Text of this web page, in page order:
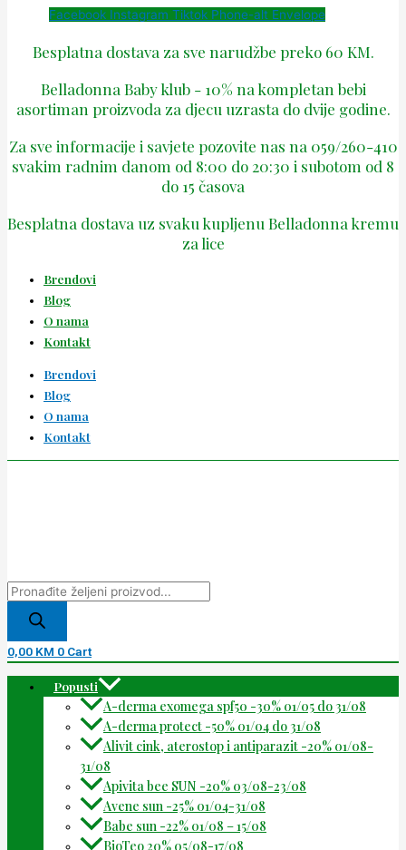
Facebook Instagram Tiktok Phone-alt Envelope
Besplatna dostava za sve narudžbe preko 60 KM.
Belladonna Baby klub - 10% na kompletan bebi
asortiman proizvoda za djecu uzrasta do dvije godine.
Za sve informacije i savjete pozovite nas na 059/260-410
svakim radnim danom od 8:00 do 20:30 i subotom od 8
do 15 časova
Besplatna dostava uz svaku kupljenu Belladonna kremu
za lice
Brendovi
Blog
O nama
Kontakt
Brendovi
Blog
O nama
Kontakt
0,00 KM 0 Cart
Popusti
A-derma exomega spf50 -30% 01/05 do 31/08
A-derma protect -50% 01/04 do 31/08
Alivit cink, aterostop i antiparazit -20% 01/08-
31/08
Apivita bee SUN -20% 03/08-23/08
Avene sun -25% 01/04-31/08
Babe sun -22% 01/08 – 15/08
BioTeo 20% 05/08-17/08